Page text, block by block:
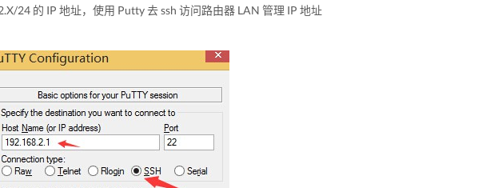
24 的 IP 地址，使用 Putty 去 ssh 访问路由器 LAN 管理 IP 地址